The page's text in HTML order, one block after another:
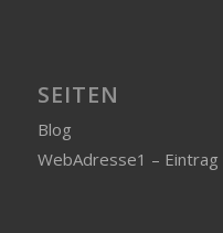
SEITEN
Blog
WebAdresse1 –